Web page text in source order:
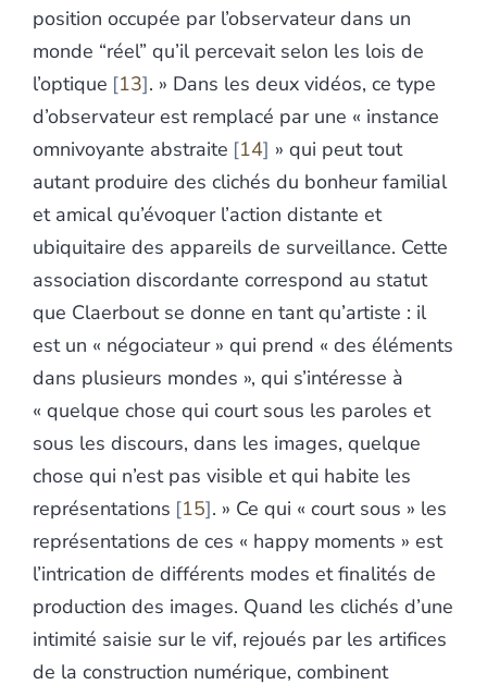
position occupée par l’observateur dans un
monde “réel” qu’il percevait selon les lois de
l’optique 13 . » Dans les deux vidéos, ce type
d’observateur est remplacé par une « instance
omnivoyante abstraite 14 » qui peut tout
autant produire des clichés du bonheur familial
et amical qu’évoquer l’action distante et
ubiquitaire des appareils de surveillance. Cette
association discordante correspond au statut
que Claerbout se donne en tant qu’artiste : il
est un « négociateur » qui prend « des éléments
dans plusieurs mondes », qui s’intéresse à
« quelque chose qui court sous les paroles et
sous les discours, dans les images, quelque
chose qui n’est pas visible et qui habite les
représentations 15 . » Ce qui « court sous » les
représentations de ces « happy moments » est
l’intrication de différents modes et finalités de
production des images. Quand les clichés d’une
intimité saisie sur le vif, rejoués par les artifices
de la construction numérique, combinent